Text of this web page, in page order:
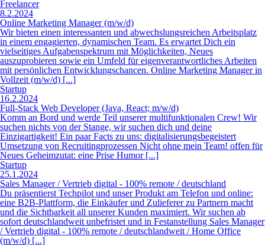
Vollzeit (m/w/d) [...]
Startup
16.2.2024
Full-Stack Web Developer (Java, React; m/w/d)
Komm an Bord und werde Teil unserer multifunktionalen Crew! Wir
suchen nichts von der Stange, wir suchen dich und deine
Einzigartigkeit! Ein paar Facts zu uns: digitalisierungsbegeistert
Umsetzung von Recruitingprozessen Nicht ohne mein Team! offen für
Neues Geheimzutat: eine Prise Humor [...]
Startup
25.1.2024
Sales Manager / Vertrieb digital - 100% remote / deutschland
Du präsentierst Techpilot und unser Produkt am Telefon und online:
eine B2B-Plattform, die Einkäufer und Zulieferer zu Partnern macht
und die Sichtbarkeit all unserer Kunden maximiert. Wir suchen ab
sofort deutschlandweit unbefristet und in Festanstellung Sales Manager
/ Vertrieb digital - 100% remote / deutschlandweit / Home Office
(m/w/d) [...]
Startup
5.2.2024
Werkstudent Online Marketing (m/w/d) im E-Commerce Startup
Wir bieten Obst, Getränke, Süßigkeiten, Sportraum, Massagesessel,
ggf. Workations, teilweise Home Office Möglichkeit für
Werkstudenten. [...]
Startup
20.2.2024